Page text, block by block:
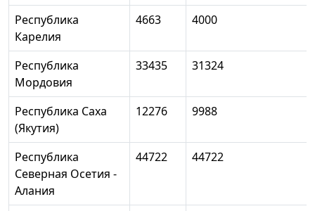
Республика
Карелия
4663 4000
Республика
Мордовия
33435 31324
Республика Саха
(Якутия)
12276 9988
Республика
Северная Осетия -
Алания
44722 44722